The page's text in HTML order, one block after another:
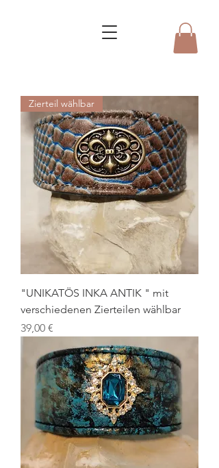
Zierteil wählbar
"UNIKATÖS INKA ANTIK " mit
verschiedenen Zierteilen wählbar
Preis
39,00 €